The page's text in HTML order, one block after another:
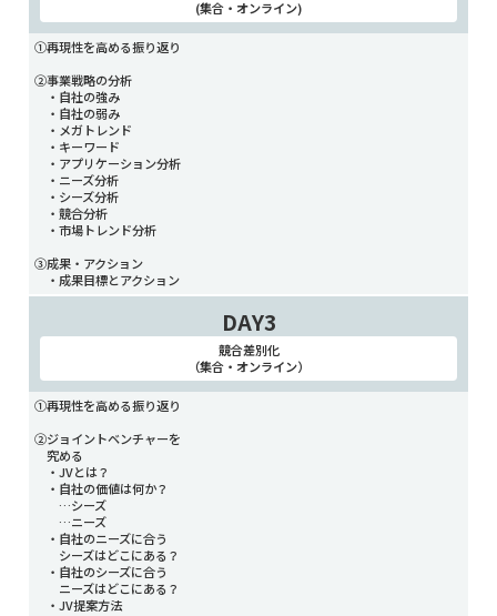
(集合・オンライン)
①再現性を高める振り返り
②事業戦略の分析
・自社の強み
・自社の弱み
・メガトレンド
・キーワード
・アプリケーション分析
・ニーズ分析
・シーズ分析
・競合分析
・市場トレンド分析
③成果・アクション
・成果目標とアクション
DAY3
競合差別化
（集合・オンライン）
①再現性を高める振り返り
②ジョイントベンチャーを
究める
・JVとは？
・自社の価値は何か？
…シーズ
…ニーズ
・自社のニーズに合う
シーズはどこにある？
・自社のシーズに合う
ニーズはどこにある？
・JV提案方法